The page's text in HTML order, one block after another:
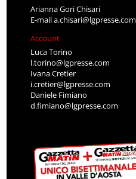
Arianna Gori Chisari
E-maila.chisari@lgpresse.com
Account
Luca Torino
l.torino@lgpresse.com
Ivana Cretier
i.cretier@lgpresse.com
Daniele Fimiano
d.fimiano@lgpresse.com